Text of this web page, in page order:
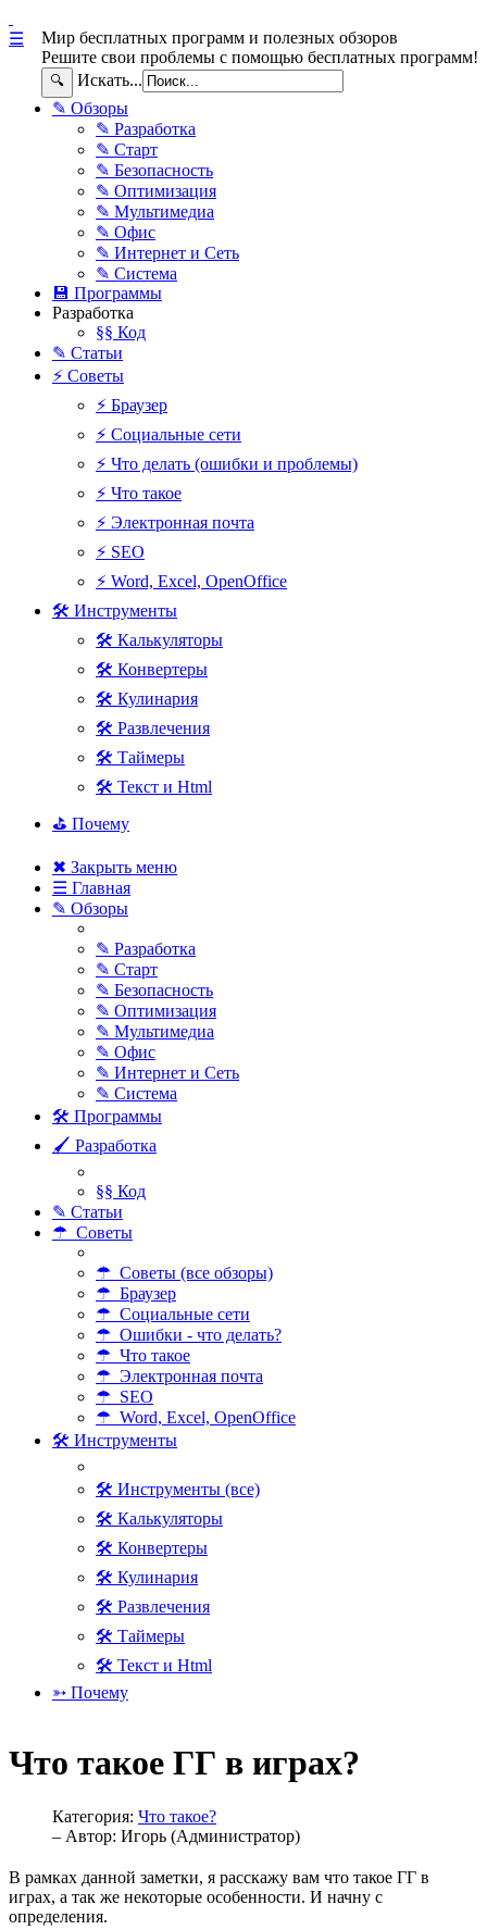
Мир бесплатных программ и полезных обзоров
Решите свои проблемы с помощью бесплатных программ!
🔍 Искать...
☰
✎ Обзоры
✎ Разработка
✎ Старт
✎ Безопасность
✎ Оптимизация
✎ Мультимедиа
✎ Офис
✎ Интернет и Сеть
✎ Система
💾 Программы
Разработка
§§ Код
✎ Статьи
⚡ Советы
⚡ Браузер
⚡ Социальные сети
⚡ Что делать (ошибки и проблемы)
⚡ Что такое
⚡ Электронная почта
⚡ SEO
⚡ Word, Excel, OpenOffice
🛠 Инструменты
🛠 Калькуляторы
🛠 Конвертеры
🛠 Кулинария
🛠 Развлечения
🛠 Таймеры
🛠 Текст и Html
⛳ Почему
✖ Закрыть меню
☰ Главная
✎ Обзоры
✎ Разработка
✎ Старт
✎ Безопасность
✎ Оптимизация
✎ Мультимедиа
✎ Офис
✎ Интернет и Сеть
✎ Система
🛠 Программы
🖌 Разработка
§§ Код
✎ Статьи
☂ Советы
☂ Советы (все обзоры)
☂ Браузер
☂ Социальные сети
☂ Ошибки - что делать?
☂ Что такое
☂ Электронная почта
☂ SEO
☂ Word, Excel, OpenOffice
🛠 Инструменты
🛠 Инструменты (все)
🛠 Калькуляторы
🛠 Конвертеры
🛠 Кулинария
🛠 Развлечения
🛠 Таймеры
🛠 Текст и Html
➳ Почему
Что такое ГГ в играх?
Категория: Что такое?
– Автор: Игорь (Администратор)
В рамках данной заметки, я расскажу вам что такое ГГ в
играх, а так же некоторые особенности. И начну с
определения.